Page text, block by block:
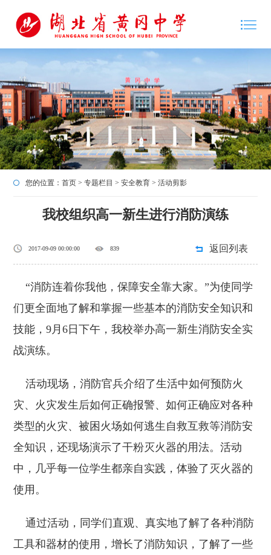
您的位置：首页 >专题栏目 >安全教育 >活动剪影
我校组织高一新生进行消防演练
2017-09-09 00:00:00 839 返回列表
“消防连着你我他，保障安全靠大家。”为使同学
们更全面地了解和掌握一些基本的消防安全知识和
技能，9月6日下午，我校举办高一新生消防安全实
战演练。
活动现场，消防官兵介绍了生活中如何预防火
灾、火灾发生后如何正确报警、如何正确应对各种
类型的火灾、被困火场如何逃生自救互救等消防安
全知识，还现场演示了干粉灭火器的用法。活动
中，几乎每一位学生都亲自实践，体验了灭火器的
使用。
通过活动，同学们直观、真实地了解了各种消防
工具和器材的使用，增长了消防知识，了解了一些